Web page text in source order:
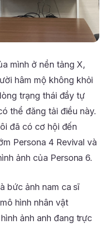
mình ở nền tảng X,
hâm mộ không khỏi
trạng thái đầy tự
thể đăng tải điều này.
đã có cơ hội đến
Persona 4 Revival và
ảnh của Persona 6.
bức ảnh nam ca sĩ
hình nhân vật
ảnh anh đang trực